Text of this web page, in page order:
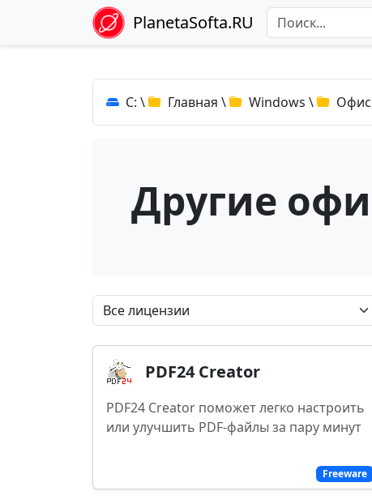
PlanetaSofta.RU
C: \ Главная \ Windows \
Другие
Freeware
PDF24 Creator
PDF24 Creator поможет легко настроить
или улучшить PDF-файлы за пару минут